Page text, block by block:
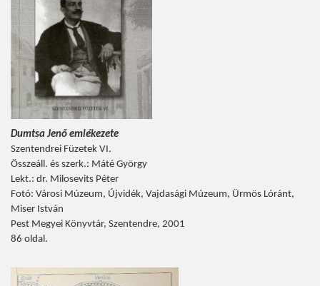
Dumtsa Jenő emlékezete
Szentendrei Füzetek VI.
Összeáll. és szerk.: Máté György
Lekt.: dr. Milosevits Péter
Fotó: Városi Múzeum, Újvidék, Vajdasági Múzeum, Ürmös Lóránt,
Miser István
Pest Megyei Könyvtár, Szentendre, 2001
86 oldal.